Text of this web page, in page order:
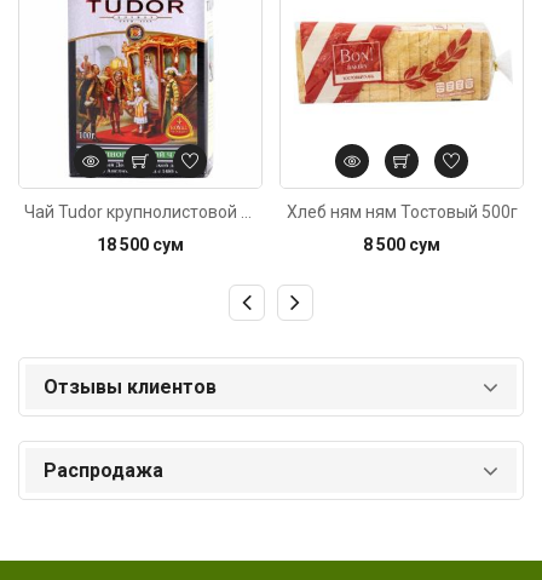
18 500 сум
Хлеб ням ням Тостовый 500г
8 500 сум
Отзывы клиентов
Распродажа